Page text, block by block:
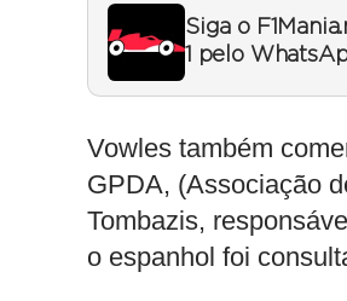
Siga o
1 pelo
Vowles também
GPDA, (Associação
Tombazis,
o espanhol foi